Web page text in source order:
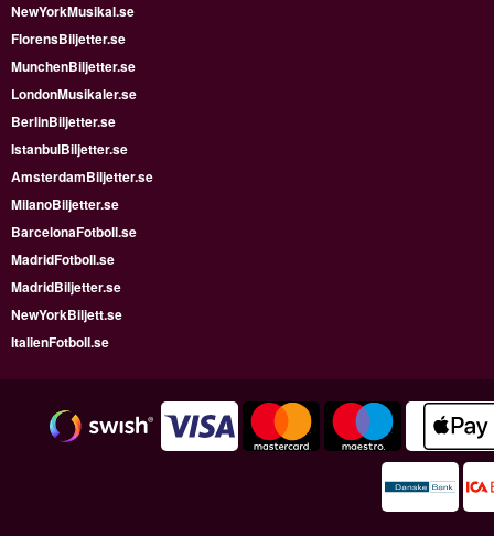
NewYorkMusikal.se
FlorensBiljetter.se
MunchenBiljetter.se
LondonMusikaler.se
BerlinBiljetter.se
IstanbulBiljetter.se
AmsterdamBiljetter.se
MilanoBiljetter.se
BarcelonaFotboll.se
MadridFotboll.se
MadridBiljetter.se
NewYorkBiljett.se
ItalienFotboll.se